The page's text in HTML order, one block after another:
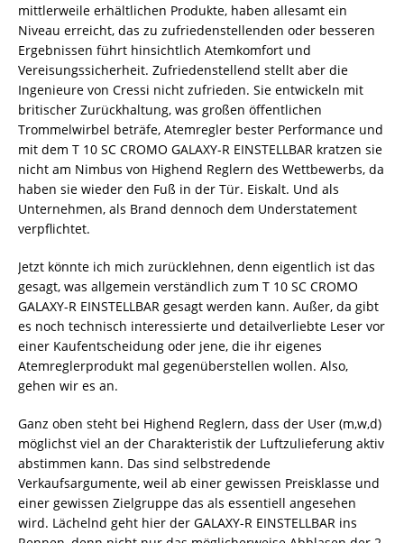
mittlerweile erhältlichen Produkte, haben allesamt ein
Niveau erreicht, das zu zufriedenstellenden oder besseren
Ergebnissen führt hinsichtlich Atemkomfort und
Vereisungssicherheit. Zufriedenstellend stellt aber die
Ingenieure von Cressi nicht zufrieden. Sie entwickeln mit
britischer Zurückhaltung, was großen öffentlichen
Trommelwirbel beträfe, Atemregler bester Performance und
mit dem T 10 SC CROMO GALAXY-R EINSTELLBAR kratzen sie
nicht am Nimbus von Highend Reglern des Wettbewerbs, da
haben sie wieder den Fuß in der Tür. Eiskalt. Und als
Unternehmen, als Brand dennoch dem Understatement
verpflichtet.
Jetzt könnte ich mich zurücklehnen, denn eigentlich ist das
gesagt, was allgemein verständlich zum T 10 SC CROMO
GALAXY-R EINSTELLBAR gesagt werden kann. Außer, da gibt
es noch technisch interessierte und detailverliebte Leser vor
einer Kaufentscheidung oder jene, die ihr eigenes
Atemreglerprodukt mal gegenüberstellen wollen. Also,
gehen wir es an.
Ganz oben steht bei Highend Reglern, dass der User (m,w,d)
möglichst viel an der Charakteristik der Luftzulieferung aktiv
abstimmen kann. Das sind selbstredende
Verkaufsargumente, weil ab einer gewissen Preisklasse und
einer gewissen Zielgruppe das als essentiell angesehen
wird. Lächelnd geht hier der GALAXY-R EINSTELLBAR ins